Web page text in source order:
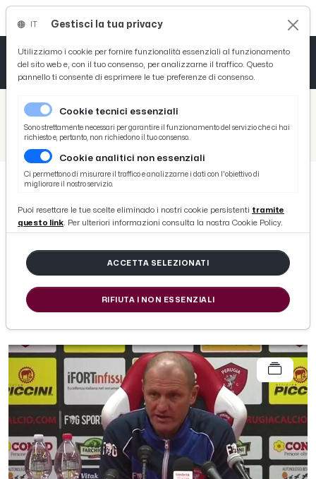
/ Picenotime
/ Serie B
/ Perugia-Lanciano 2-0, le voci di Bisoli e D'Aversa post gara
Perugia-Lanciano 2-0, le voci di
Bisoli e D'Aversa post gara
lunedì 09 novembre 2015
Gestisci la tua privacy
Utilizziamo i cookie per fornire funzionalità essenziali al funzionamento
del sito web e, con il tuo consenso, per analizzarne il traffico. Questo
pannello ti consente di esprimere le tue preferenze di consenso.
Cookie tecnici essenziali
Sono strettamente necessari per garantire il funzionamento del servizio che ci hai
richiesto e, pertanto, non richiedono il tuo consenso.
Cookie analitici non essenziali
Ci permettono di misurare il traffico e analizzarne i dati con l'obiettivo di
migliorare il nostro servizio.
Puoi resettare le tue scelte eliminado i nostri cookie persistenti tramite
questo link. Per ulteriori informazioni consulta la nostra Cookie Policy.
ACCETTA SELEZIONATI
RIFIUTA I NON ESSENZIALI
Tutto News
Tutto Sport
Basket
Ciclismo
Tutto Curiosità